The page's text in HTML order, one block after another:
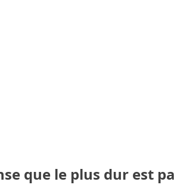
que le plus dur est